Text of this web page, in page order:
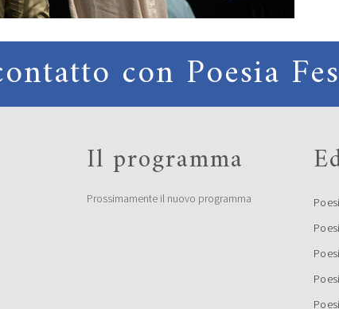
con Poesia
Il programma
Prossimamente il nuovo programma